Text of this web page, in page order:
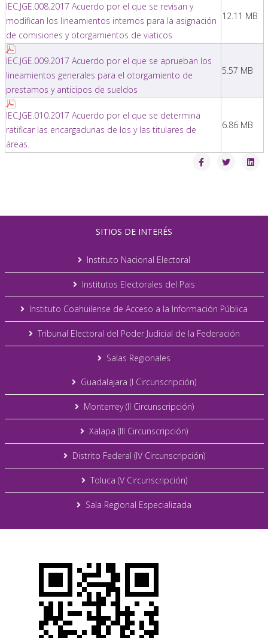
IEC.JGE.008.2017 Acuerdo por el que se revisan y
modifican los lineamientos internos para la asignación
de comisiones y otorgamientos de viaticos
12.11 MB
IEC.JGE.009.2017 Acuerdo por el que se aprueban los
lineamientos generales para el otorgamiento de
prestamos y anticipos de sueldos
5.57 MB
IEC.JGE.010.2017 Acuerdo por el que se determina
ratificar las encargadurias de los y las titulares de
áreas.
6.86 MB
SITIOS DE INTERÉS
Instituto Nacional Electoral
Institutos Electorales del Pais
Instituto Coahuilense de Acceso a la Información Pública
Tribunal Electoral del Poder Judicial de la Federación
Salas Regionales
Guadalajara (I Circunscripción)
Monterrey (II Circunscripción)
Xalapa (III Circunscripción)
Distrito Federal (IV Circunscripción)
Toluca (V Circunscripción)
Sala Regional Especializada